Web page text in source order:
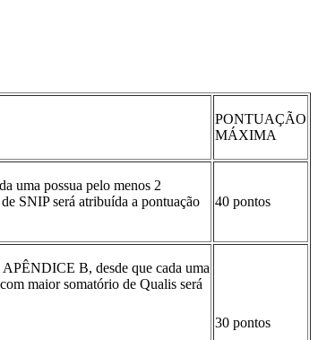
PONTUAÇÃO
MÁXIMA
uma possua pelo menos 2
SNIP será atribuída a pontuação
40 pontos
APÊNDICE B, desde que cada uma
maior somatório de Qualis será
30 pontos